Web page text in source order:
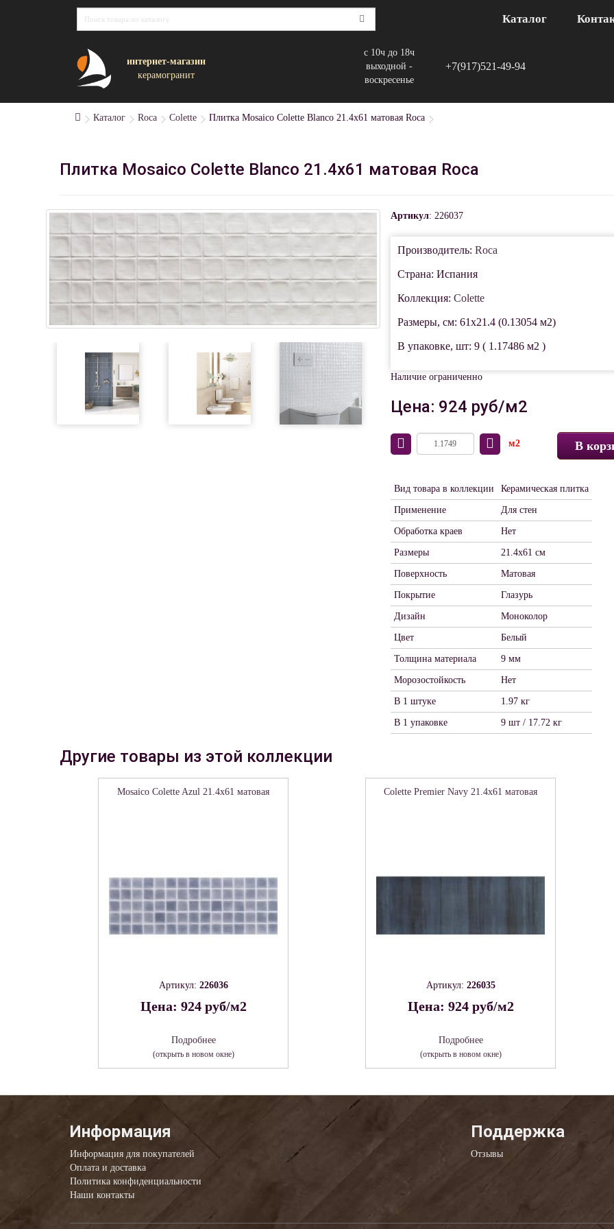
Каталог
интернет-магазин
керамогранит
с 10ч до 18ч
выходной -
воскресенье
+7(917)521-49-94
Каталог Roca Colette Плитка Mosaico Colette Blanco 21.4х61 матовая Roca
Плитка Mosaico Colette Blanco 21.4х61 матовая Roca
Артикул: 226037
Производитель: Roca
Страна: Испания
Коллекция: Colette
Размеры, см: 61x21.4 (0.13054 м2)
В упаковке, шт: 9 ( 1.17486 м2 )
Наличие ограниченно
Цена: 924 руб/м2
м2 В
Вид товара в коллекции Керамическая плитка
Применение Для стен
Обработка краев Нет
Размеры 21.4х61 см
Поверхность Матовая
Покрытие Глазурь
Дизайн Моноколор
Цвет Белый
Толщина материала 9 мм
Морозостойкость Нет
В 1 штуке 1.97 кг
В 1 упаковке 9 шт / 17.72 кг
Другие товары из этой коллекции
Mosaico Colette Azul 21.4х61 матовая
Артикул: 226036
Цена: 924 руб/м2
Подробнее
(открыть в новом окне)
Colette Premier Navy 21.4х61 матовая
Артикул: 226035
Цена: 924 руб/м2
Подробнее
(открыть в новом окне)
Информация
Информация для покупателей
Оплата и доставка
Политика конфиденциальности
Наши контакты
Поддержка
Отзывы